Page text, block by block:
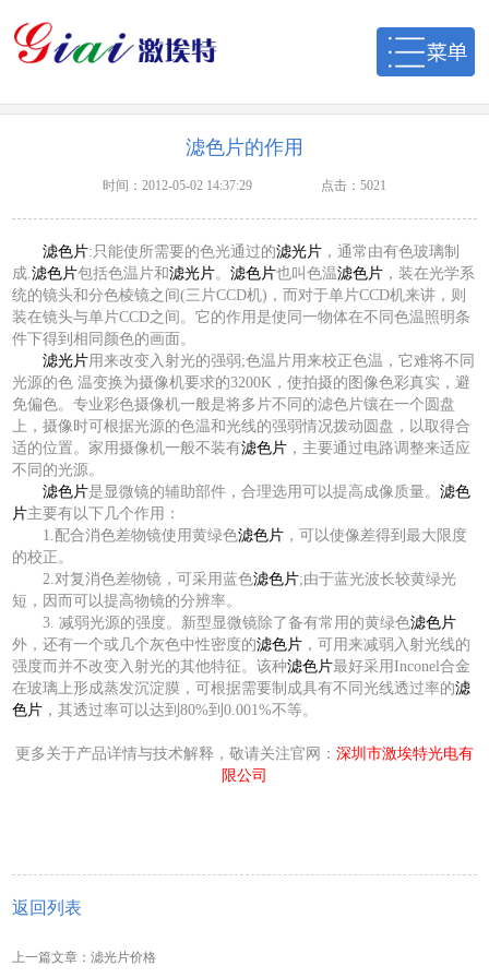
滤色片的作用
时间：2012-05-02 14:37:29 点击：5021
滤色片:只能使所需要的色光通过的滤光片 ，通常由有色玻璃制
成.滤色片包括色温片和滤光片。滤色片也叫色温滤色片 ，装在光学系
统的镜头和分色棱镜之间(三片CCD机)，而对于单片CCD机来讲，则
装在镜头与单片CCD之间。它的作用是使同一物体在不同色温照明条
件下得到相同颜色的画面。
滤光片用来改变入射光的强弱;色温片用来校正色温，它难将不同
光源的色 温变换为摄像机要求的3200K，使拍摄的图像色彩真实，避
免偏色。专业彩色摄像机一般是将多片不同的滤色片镶在一个圆盘
上，摄像时可根据光源的色温和光线的强弱情况拨动圆盘，以取得合
适的位置。家用摄像机一般不装有滤色片 ，主要通过电路调整来适应
不同的光源。
滤色片是显微镜的辅助部件，合理选用可以提高成像质量。滤色
片主要有以下几个作用：
1.配合消色差物镜使用黄绿色滤色片 ，可以使像差得到最大限度
的校正。
2.对复消色差物镜，可采用蓝色滤色片;由于蓝光波长较黄绿光
短，因而可以提高物镜的分辨率。
3. 减弱光源的强度。新型显微镜除了备有常用的黄绿色滤色片
外，还有一个或几个灰色中性密度的滤色片 ，可用来减弱入射光线的
强度而并不改变入射光的其他特征。该种滤色片最好采用Inconel合金
在玻璃上形成蒸发沉淀膜，可根据需要制成具有不同光线透过率的滤
色片 ，其透过率可以达到80%到0.001%不等。
更多关于产品详情与技术解释，敬请关注官网： 深圳市激埃特光电有
限公司
返回列表
上一篇文章：滤光片价格